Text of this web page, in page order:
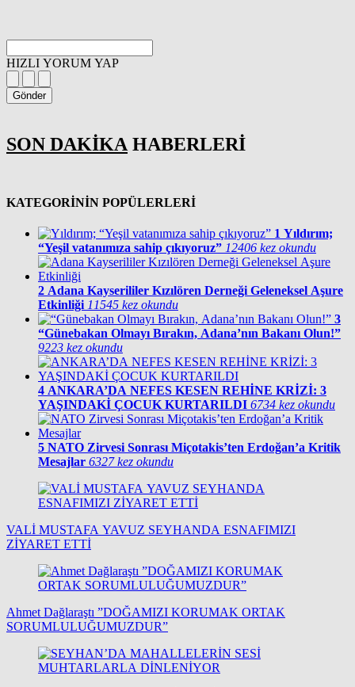
HIZLI YORUM YAP
Gönder
SON DAKİKA HABERLERİ
KATEGORİNİN POPÜLERLERİ
1 Yıldırım;
“Yeşil vatanımıza sahip çıkıyoruz” 12406 kez okundu
2 Adana Kayserililer Kızılören Derneği Geleneksel Aşure
Etkinliği 11545 kez okundu
3
“Günebakan Olmayı Bırakın, Adana’nın Bakanı Olun!”
9223 kez okundu
4 ANKARA’DA NEFES KESEN REHİNE KRİZİ: 3
YAŞINDAKİ ÇOCUK KURTARILDI 6734 kez okundu
5 NATO Zirvesi Sonrası Miçotakis’ten Erdoğan’a Kritik
Mesajlar 6327 kez okundu
VALİ MUSTAFA YAVUZ SEYHANDA ESNAFIMIZI
ZİYARET ETTİ
Ahmet Dağlaraştı ”DOĞAMIZI KORUMAK ORTAK
SORUMLULUĞUMUZDUR”